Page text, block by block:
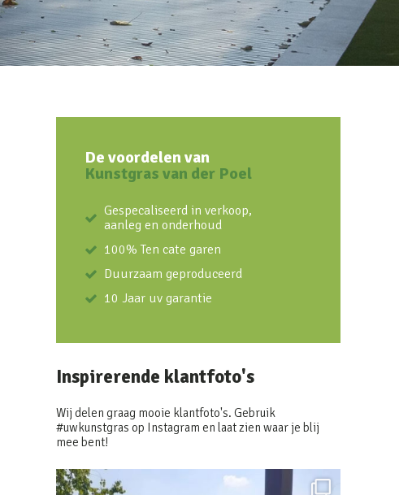
De voordelen van
Kunstgras van der Poel
Gespecaliseerd in verkoop,
aanleg en onderhoud
100% Ten cate garen
Duurzaam geproduceerd
10 Jaar uv garantie
Inspirerende klantfoto's
Wij delen graag mooie klantfoto's. Gebruik
#uwkunstgras op Instagram en laat zien waar je blij
mee bent!